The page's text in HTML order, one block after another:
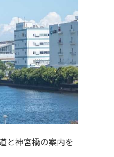
と神宮橋の案内を